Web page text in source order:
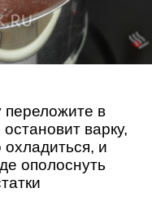
переложите в
варку,
и
ополоснуть